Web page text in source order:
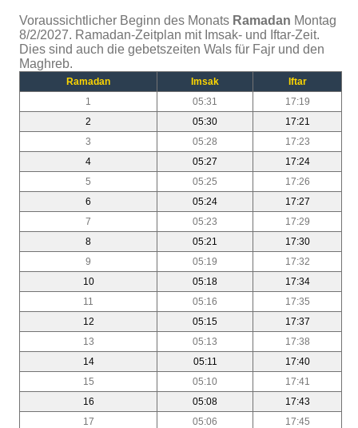
Voraussichtlicher Beginn des Monats Ramadan Montag
8/2/2027. Ramadan-Zeitplan mit Imsak- und Iftar-Zeit.
Dies sind auch die gebetszeiten Wals für Fajr und den
Maghreb.
Ramadan Imsak
Iftar
1
05:31
17:19
2
05:30
17:21
3
05:28
17:23
4
05:27
17:24
5
05:25
17:26
6
05:24
17:27
7
05:23
17:29
8
05:21
17:30
9
05:19
17:32
10
05:18
17:34
11
05:16
17:35
12
05:15
17:37
13
05:13
17:38
14
05:11
17:40
15
05:10
17:41
16
05:08
17:43
17
05:06
17:45